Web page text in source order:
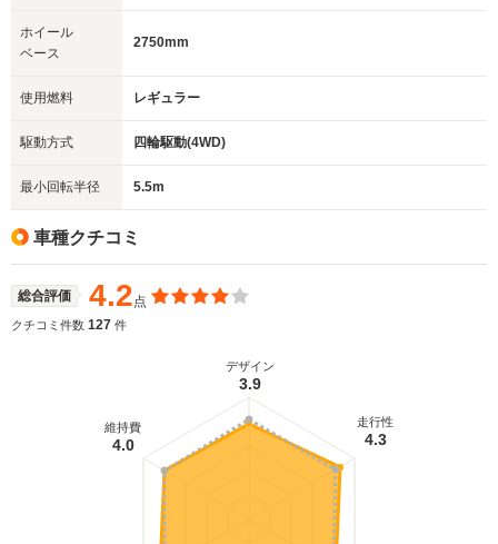
ホイール
ベース
2750mm
使用燃料 レギュラー
駆動方式 四輪駆動(4WD)
最小回転半径 5.5m
車種クチコミ
総合評価 4.2点
クチコミ件数 127 件
デザイン
3.9
走行性
4.3
維持費
4.0